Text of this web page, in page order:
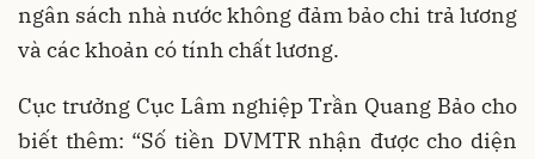
ngân sách nhà nước không đảm bảo chi trả lương
và các khoản có tính chất lương.
Cục trưởng Cục Lâm nghiệp Trần Quang Bảo cho
biết thêm: “Số tiền DVMTR nhận được cho diện